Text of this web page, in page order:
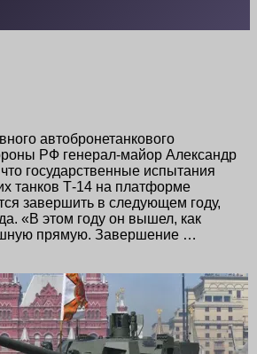
автобронетанкового
РФ генерал-майор Александр
государственные испытания
танков Т-14 на платформе
завершить в следующем году,
«В этом году он вышел, как
прямую. Завершение …